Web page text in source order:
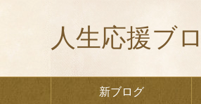
人生応援ブ
新ブログ